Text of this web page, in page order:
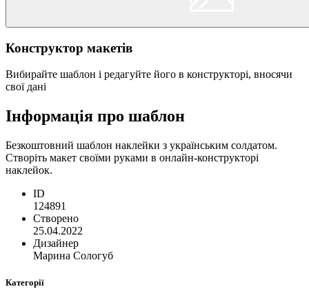
Конструктор макетів
Вибирайте шаблон і редагуйте його в конструкторі, вносячи
свої дані
Інформація про шаблон
Безкоштовний шаблон наклейки з українським солдатом.
Створіть макет своїми руками в онлайн-конструкторі
наклейок.
ID
124891
Створено
25.04.2022
Дизайнер
Марина Сологуб
Категорії